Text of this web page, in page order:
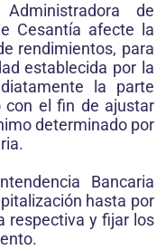
de
Cesantía afecte la
rendimientos, para
establecida por la
la parte
con el fin de ajustar
determinado por
Bancaria
hasta por
respectiva y fijar los